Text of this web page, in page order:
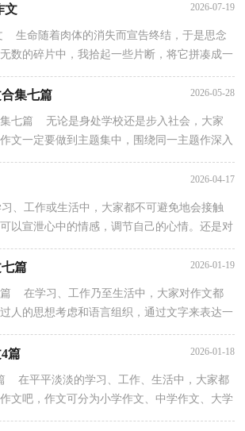
文 2026-07-19
生命随着肉体的消失而宣告终结，于是思念
数的碎片中，我拾起一些片断，将它拼凑成一
合集七篇 2026-05-28
集七篇 无论是身处学校还是步入社会，大家
文一定要做到主题集中，围绕同一主题作深入
主题涣散甚至无主题。作文的注意...
2026-04-17
、工作或生活中，大家都不可避免地会接触
以宣泄心中的情感，调节自己的心情。还是对
七篇 2026-01-19
篇 在学习、工作乃至生活中，大家对作文都
人的思想考虑和语言组织，通过文字来表达一
。那么一般作文是怎么写的呢...
篇 2026-01-18
在平平淡淡的学习、工作、生活中，大家都
文吧，作文可分为小学作文、中学作文、大学